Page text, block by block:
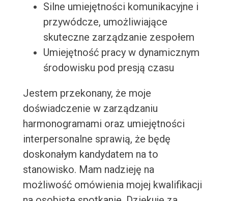
Silne umiejętności komunikacyjne i
przywódcze, umożliwiające
skuteczne zarządzanie zespołem
Umiejętność pracy w dynamicznym
środowisku pod presją czasu
Jestem przekonany, że moje
doświadczenie w zarządzaniu
harmonogramami oraz umiejętności
interpersonalne sprawią, że będę
doskonałym kandydatem na to
stanowisko. Mam nadzieję na
możliwość omówienia mojej kwalifikacji